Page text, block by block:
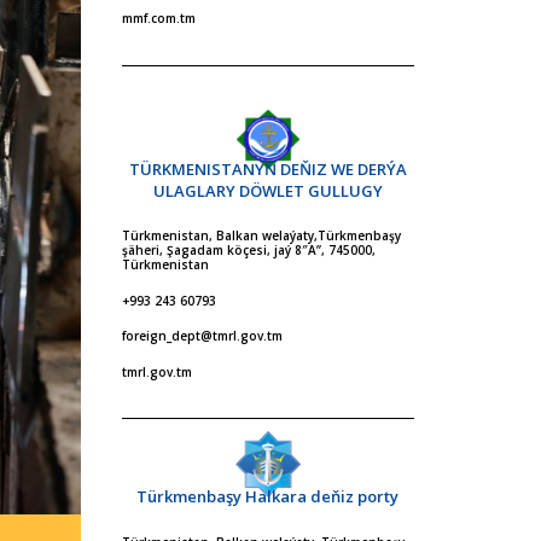
mmf.com.tm
TÜRKMENISTANYŇ DEŇIZ WE DERÝA
ULAGLARY DÖWLET GULLUGY
Türkmenistan, Balkan welaýaty,Türkmenbaşy
şäheri, Şagadam köçesi, jaý 8″A”, 745000,
Türkmenistan
+993 243 60793
foreign_dept@tmrl.gov.tm
tmrl.gov.tm
Türkmenbaşy Halkara deňiz porty